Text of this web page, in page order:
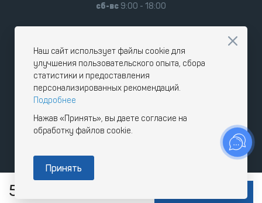
57 600
сб-вс 9:00 - 18:00
Наш сайт использует файлы cookie для
улучшения пользовательского опыта, сбора
статистики и предоставления
персонализированных рекомендаций.
Подробнее
Нажав «Принять», вы даете согласие на
обработку файлов cookie.
Принять